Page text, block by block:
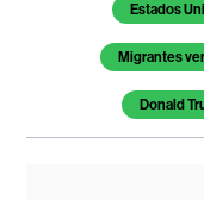
Estados
Migrantes
Donald